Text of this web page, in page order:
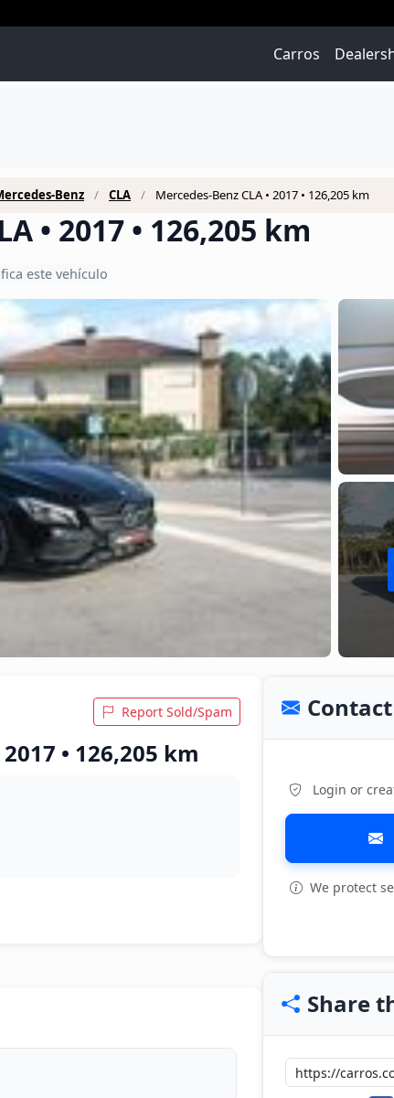
Carros
Benz CLA Mercedes-Benz CLA • 2017 • 126,205 km
• 2017 • 126,205 km
este vehículo
View all: 36
Report Sold/Spam
• 126,205 km
Login or
We protect
Share